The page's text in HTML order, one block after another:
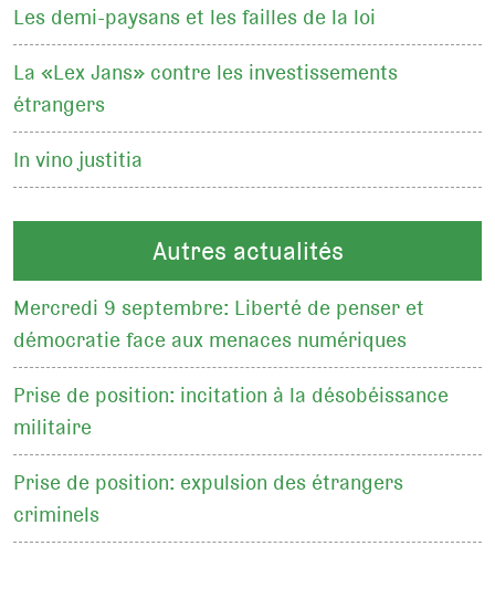
Les demi-paysans et les failles de la loi
La «Lex Jans» contre les investissements
étrangers
In vino justitia
Autres actualités
Mercredi 9 septembre: Liberté de penser et
démocratie face aux menaces numériques
Prise de position: incitation à la désobéissance
militaire
Prise de position: expulsion des étrangers
criminels